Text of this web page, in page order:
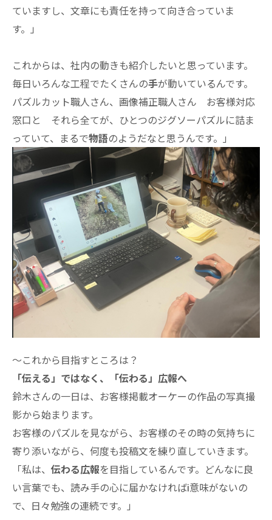
ていますし、文章にも責任を持って向き合っていま
す。」
これからは、社内の動きも紹介したいと思っています。
毎日いろんな工程でたくさんの手が動いているんです。
パズルカット職人さん、画像補正職人さん お客様対応
窓口と それら全てが、ひとつのジグソーパズルに詰ま
っていて、まるで物語のようだなと思うんです。」
～これから目指すところは？
「伝える」ではなく、「伝わる」広報へ
鈴木さんの一日は、お客様掲載オーケーの作品の写真撮
影から始まります。
お客様のパズルを見ながら、お客様のその時の気持ちに
寄り添いながら、何度も投稿文を練り直していきます。
「私は、 伝わる広報を目指しているんです。どんなに良
い言葉でも、読み手の心に届かなければi意味がないの
で、日々勉強の連続です。」